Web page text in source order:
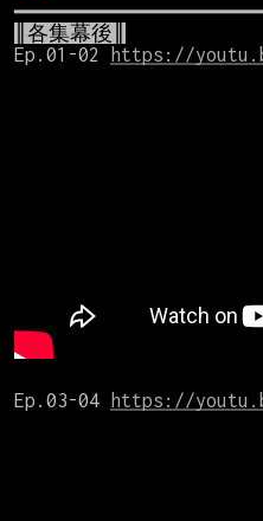
║各集幕後║
Ep.01-02
https://
Ep.03-04 https://